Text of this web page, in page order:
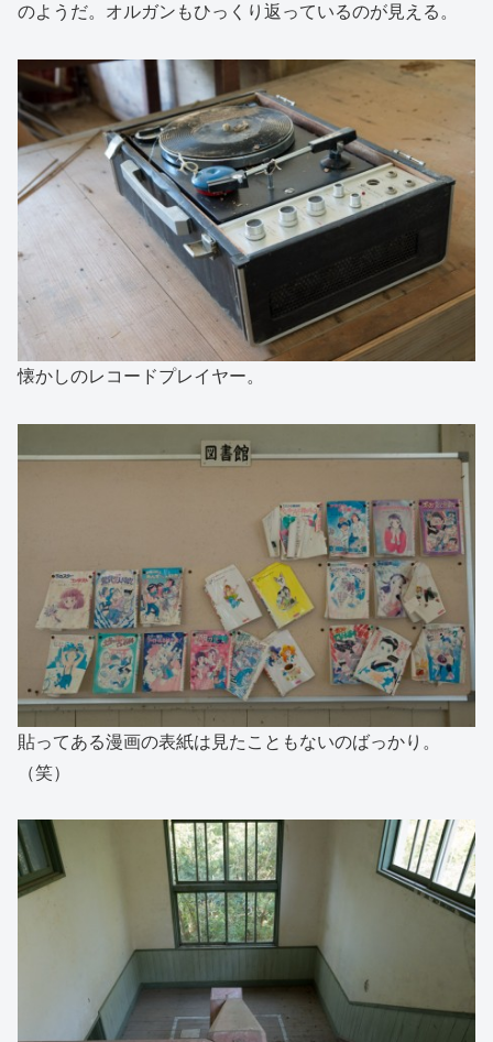
のようだ。オルガンもひっくり返っているのが見える。
懐かしのレコードプレイヤー。
貼ってある漫画の表紙は見たこともないのばっかり。
（笑）